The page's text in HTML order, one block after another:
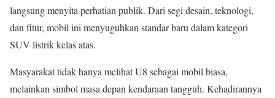
langsung menyita perhatian publik. Dari segi desain, teknologi,
dan fitur, mobil ini menyuguhkan standar baru dalam kategori
SUV listrik kelas atas.
Masyarakat tidak hanya melihat U8 sebagai mobil biasa,
melainkan simbol masa depan kendaraan tangguh. Kehadirannya